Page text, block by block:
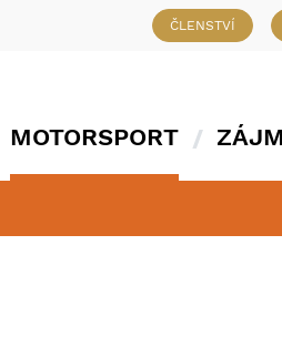
ČLENSTVÍ
MOTORSPORT